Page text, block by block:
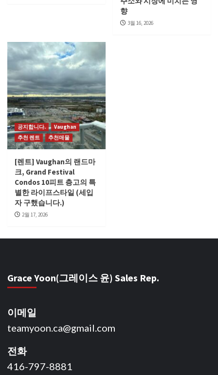
향
3월 16, 2026
공지합니다.
Vaughan
추천 렌트
추천매물
[렌트] Vaughan의 랜드마
크, Grand Festival
Condos 10피트 층고의 특
별한 라이프스타일 (세입
자 구했습니다.)
2월 17, 2026
Grace Yoon(그레이스 윤) Sales Rep.
이메일
teamyoon.ca@gmail.com
전화
416-797-8881